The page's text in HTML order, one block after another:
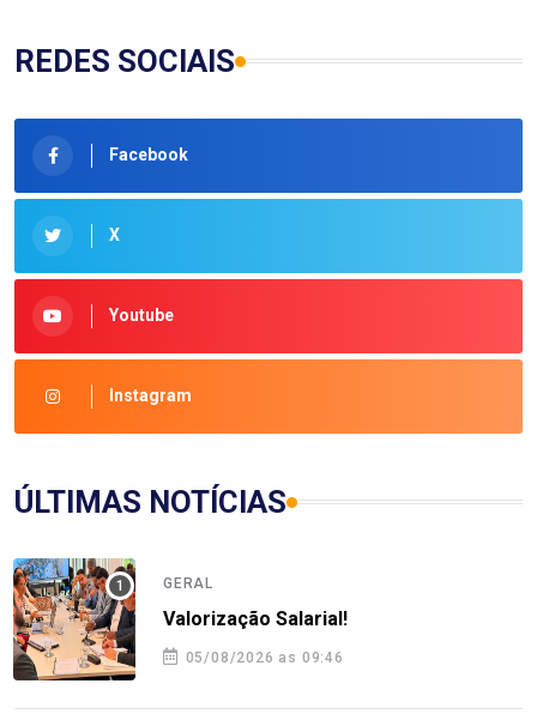
REDES SOCIAIS
Facebook
X
Youtube
Instagram
ÚLTIMAS NOTÍCIAS
GERAL
Valorização Salarial!
05/08/2026 as 09:46